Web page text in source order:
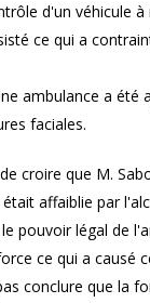
d'un véhicule
ce qui a
ambulance a été
faciales.
croire que M.
affaiblie par
pouvoir légal de
ce qui a causé
conclure que la